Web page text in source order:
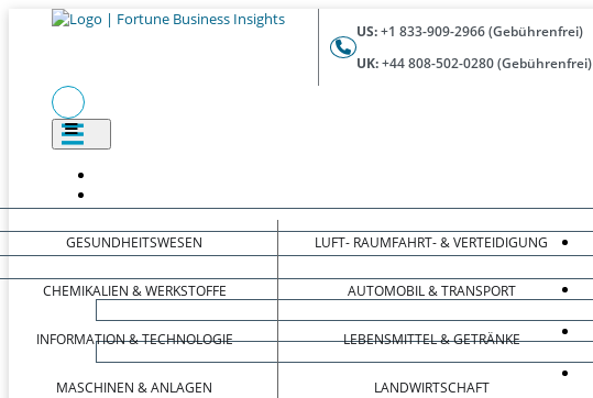
US:+1 833-909-2966 (Gebührenfrei)
UK:+44 808-502-0280 (Gebührenfrei)
GESUNDHEITSWESEN
CHEMIKALIEN & WERKSTOFFE
INFORMATION & TECHNOLOGIE
MASCHINEN & ANLAGEN
LUFT- RAUMFAHRT- & VERTEIDIGUNG
AUTOMOBIL & TRANSPORT
LEBENSMITTEL & GETRÄNKE
LANDWIRTSCHAFT